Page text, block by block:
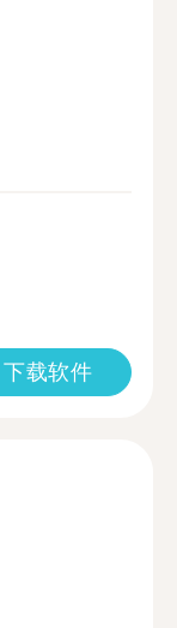
下载软件